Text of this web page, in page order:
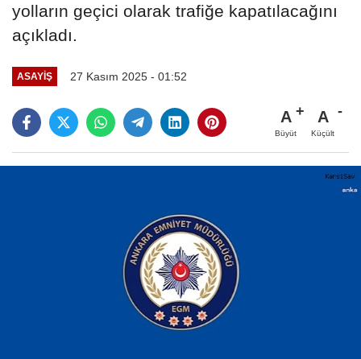
yolların geçici olarak trafiğe kapatılacağını
açıkladı.
ASAYIŞ 27 Kasım 2025 - 01:52
A
Büyüt
A
Küçült